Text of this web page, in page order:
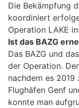
Die Bekämpfung
koordiniert
Operation LAKE
Ist das BAZG
Das BAZG und
der Operation.
nachdem es
Flughäfen Genf
konnte man